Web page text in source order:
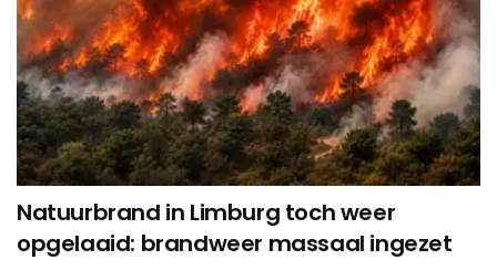
Natuurbrand in Limburg toch weer
opgelaaid: brandweer massaal ingezet